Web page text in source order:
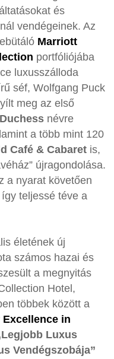
és
vendégeinek. Az
Marriott
portfóliójába
luxusszálloda
séf, Wolfgang Puck
meg az első
névre
a több mint 120
Café & Cabaret is,
újragondolása.
a nyarat követően
teljessé téve a
életének új
számos hazai és
a megnyitás
Hotel,
többek között a
in
Luxus
Vendégszobája”